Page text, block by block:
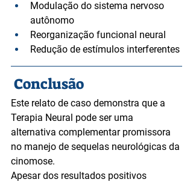
Modulação do sistema nervoso
autônomo
Reorganização funcional neural
Redução de estímulos interferentes
Conclusão
Este relato de caso demonstra que a
Terapia Neural pode ser uma
alternativa complementar promissora
no manejo de sequelas neurológicas da
cinomose.
Apesar dos resultados positivos